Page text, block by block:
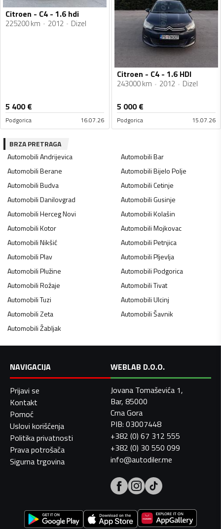
Citroen - C4 - 1.6 hdi
225200 km 2012 Dizel
5 400€
Podgorica 16.07.26
Citroen - C4 - 1.6 HDI
243000 km 2012 Dizel
5 000€
Podgorica 15.07.26
BRZA PRETRAGA
AutomobiliAndrijevica AutomobiliBar
AutomobiliBerane AutomobiliBijelo Polje
AutomobiliBudva AutomobiliCetinje
AutomobiliDanilovgrad AutomobiliGusinje
AutomobiliHerceg Novi AutomobiliKolašin
AutomobiliKotor AutomobiliMojkovac
AutomobiliNikšić AutomobiliPetnjica
AutomobiliPlav AutomobiliPljevlja
AutomobiliPlužine AutomobiliPodgorica
AutomobiliRožaje AutomobiliTivat
AutomobiliTuzi AutomobiliUlcinj
AutomobiliZeta AutomobiliŠavnik
AutomobiliŽabljak
NAVIGACIJA
Prijavi se
Kontakt
Pomoć
Uslovi korišćenja
Politika privatnosti
Prava potrošača
Sigurna trgovina
WEBLAB D.O.O.
Jovana Tomaševića 1,
Bar, 85000
Crna Gora
PIB: 03007448
+382 (0) 67 312 555
+382 (0) 30 550 099
info@autodiler.me